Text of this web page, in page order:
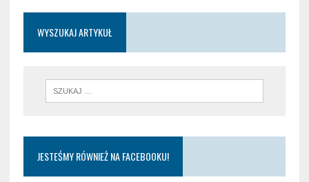
WYSZUKAJ ARTYKUŁ
JESTEŚMY RÓWNIEŻ NA FACEBOOKU!